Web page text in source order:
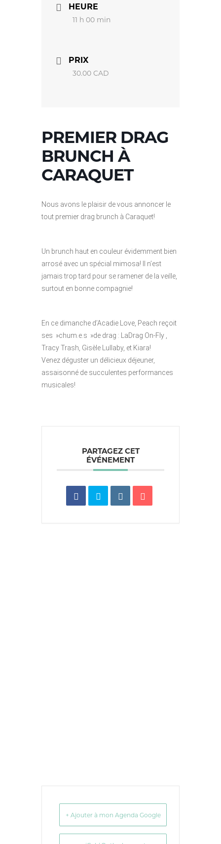
HEURE
11 h 00 min
PRIX
30.00 CAD
PREMIER DRAG
BRUNCH À
CARAQUET
Nous avons le plaisir de vous annoncer le
tout premier drag brunch à Caraquet!
Un brunch haut en couleur évidemment bien
arrosé avec un spécial mimosa! Il n’est
jamais trop tard pour se ramener de la veille,
surtout en bonne compagnie!
En ce dimanche d’Acadie Love, Peach reçoit
ses »chum.e.s »de drag : LaDrag On-Fly ,
Tracy Trash, Gisèle Lullaby, et Kiara!
Venez déguster un délicieux déjeuner,
assaisonné de succulentes performances
musicales!
PARTAGEZ CET
ÉVÉNEMENT
+ Ajouter à mon Agenda Google